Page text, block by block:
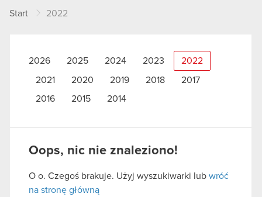
Start 2022
2026 2025 2024 2023 2022
2021 2020 2019 2018
2017
2016
2015 2014
Oops, nic nie znaleziono!
O o. Czegoś brakuje. Użyj wyszukiwarki lub wróć
na stronę główną